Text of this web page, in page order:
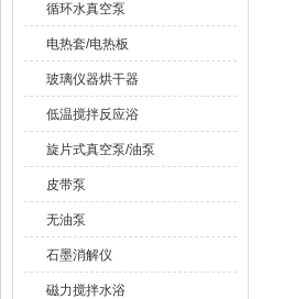
循环水真空泵
电热套/电热板
玻璃仪器烘干器
低温搅拌反应浴
旋片式真空泵/油泵
皮带泵
无油泵
石墨消解仪
磁力搅拌水浴